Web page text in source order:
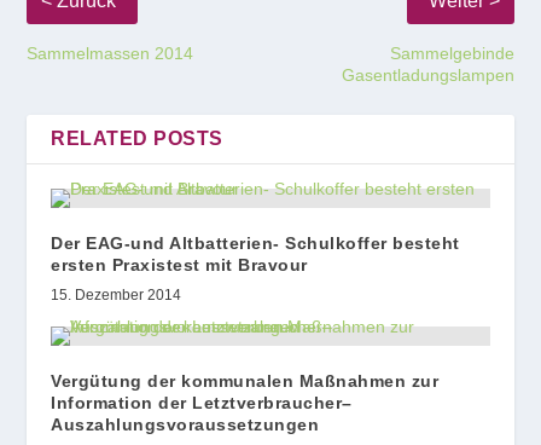
Sammelmassen 2014
Sammelgebinde
Gasentladungslampen
RELATED POSTS
Der EAG-und Altbatterien- Schulkoffer besteht
ersten Praxistest mit Bravour
15. Dezember 2014
Vergütung der kommunalen Maßnahmen zur
Information der Letztverbraucher–
Auszahlungsvoraussetzungen